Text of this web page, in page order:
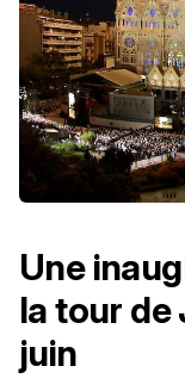
Une
la tour de
juin